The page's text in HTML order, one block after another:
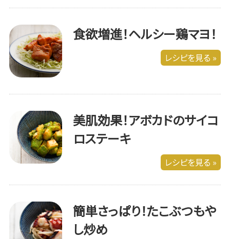
食欲増進！ヘルシー鶏マヨ！
レシピを見る »
美肌効果！アボカドのサイコ
ロステーキ
レシピを見る »
簡単さっぱり！たこぶつもや
し炒め